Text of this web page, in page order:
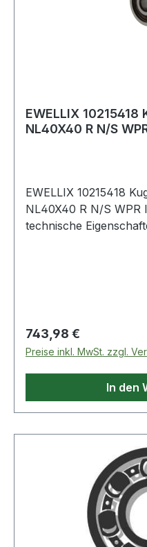
EWELLIX
NL40X40 R N/S
EWELLIX 10215418
NL40X40 R N/S WPR
technische
Regulärer Preis:
743,98 €
Preise inkl. MwSt. zzgl.
In den